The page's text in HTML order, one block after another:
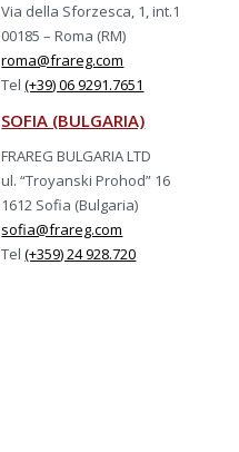
Via della Sforzesca, 1, int.1
00185 – Roma (RM)
roma@frareg.com
Tel(+39) 06 9291.7651
SOFIA (BULGARIA)
FRAREG BULGARIA LTD
ul. “Troyanski Prohod” 16
1612 Sofia (Bulgaria)
sofia@frareg.com
Tel(+359) 24 928.720